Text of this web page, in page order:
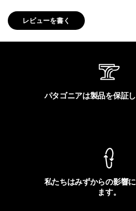
レビューを書く
パタゴニアは製品を保証し
私たちはみずからの影響
ます。